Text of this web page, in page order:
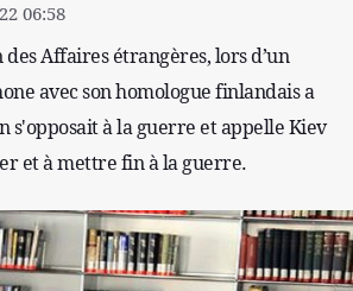
06:58
Affaires étrangères, lors d’un
avec son homologue finlandais a
à la guerre et appelle Kiev
et à mettre fin à la guerre.